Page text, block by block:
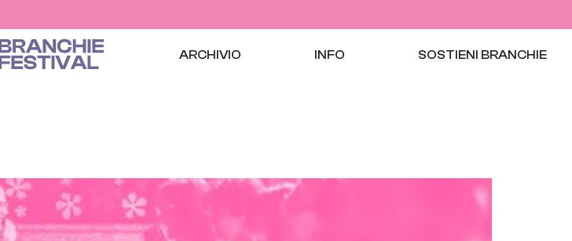
ARCHIVIO INFO SOSTIENI BRANCHIE